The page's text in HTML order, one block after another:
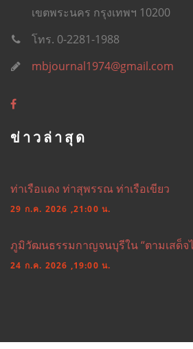
เขตพระนคร กรุงเทพฯ 10200
โทร. 0-2281-1988
mbjournal1974@gmail.com
ข่าวล่าสุด
ท่าเรือแดง ท่าสุพรรณ ท่าเรือเขียว
29 ก.ค. 2026 ,21:00 น.
ภูมิวัฒนธรรมกาญจนบุรีใน “ตามเสด็จ
24 ก.ค. 2026 ,19:00 น.